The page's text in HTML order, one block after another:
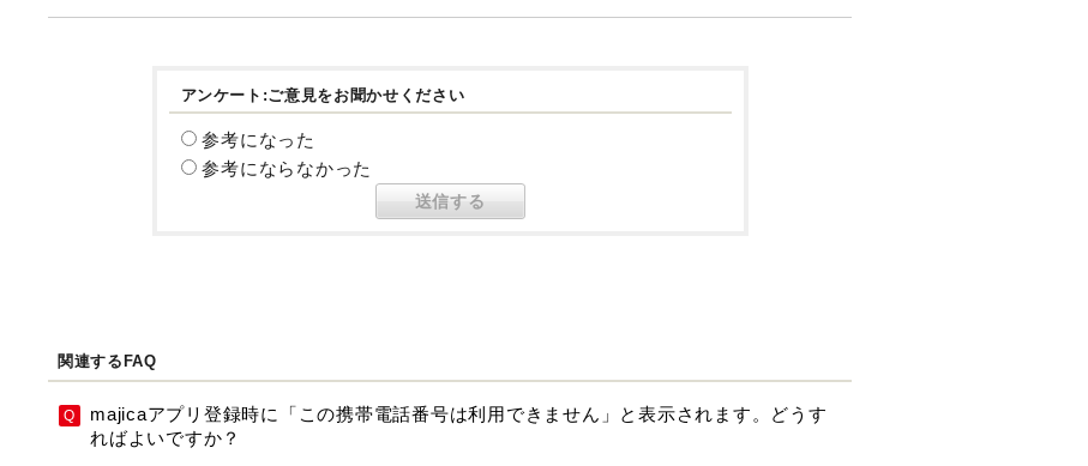
アンケート:ご意見をお聞かせください
参考になった
参考にならなかった
関連するFAQ
majicaアプリ登録時に「この携帯電話番号は利用できません」と表示されます。どうす
ればよいですか？